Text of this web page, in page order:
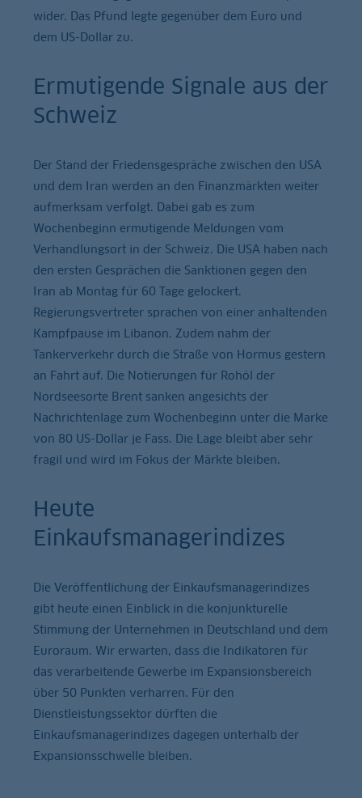
wider. Das Pfund legte gegenüber dem Euro und
dem US-Dollar zu.
Ermutigende Signale aus der
Schweiz
Der Stand der Friedensgespräche zwischen den USA
und dem Iran werden an den Finanzmärkten weiter
aufmerksam verfolgt. Dabei gab es zum
Wochenbeginn ermutigende Meldungen vom
Verhandlungsort in der Schweiz. Die USA haben nach
den ersten Gesprächen die Sanktionen gegen den
Iran ab Montag für 60 Tage gelockert.
Regierungsvertreter sprachen von einer anhaltenden
Kampfpause im Libanon. Zudem nahm der
Tankerverkehr durch die Straße von Hormus gestern
an Fahrt auf. Die Notierungen für Rohöl der
Nordseesorte Brent sanken angesichts der
Nachrichtenlage zum Wochenbeginn unter die Marke
von 80 US-Dollar je Fass. Die Lage bleibt aber sehr
fragil und wird im Fokus der Märkte bleiben.
Heute
Einkaufsmanagerindizes
Die Veröffentlichung der Einkaufsmanagerindizes
gibt heute einen Einblick in die konjunkturelle
Stimmung der Unternehmen in Deutschland und dem
Euroraum. Wir erwarten, dass die Indikatoren für
das verarbeitende Gewerbe im Expansionsbereich
über 50 Punkten verharren. Für den
Dienstleistungssektor dürften die
Einkaufsmanagerindizes dagegen unterhalb der
Expansionsschwelle bleiben.